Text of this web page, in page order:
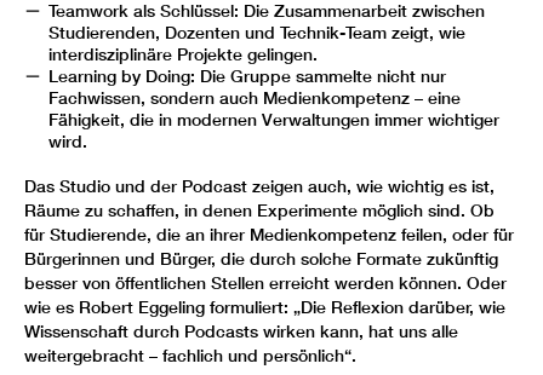
Teamwork als Schlüssel: Die Zusammenarbeit zwischen
Studierenden, Dozenten und Technik-Team zeigt, wie
interdisziplinäre Projekte gelingen.
Learning by Doing: Die Gruppe sammelte nicht nur
Fachwissen, sondern auch Medienkompetenz – eine
Fähigkeit, die in modernen Verwaltungen immer wichtiger
wird.
Das Studio und der Podcast zeigen auch, wie wichtig es ist,
Räume zu schaffen, in denen Experimente möglich sind. Ob
für Studierende, die an ihrer Medienkompetenz feilen, oder für
Bürgerinnen und Bürger, die durch solche Formate zukünftig
besser von öffentlichen Stellen erreicht werden können. Oder
wie es Robert Eggeling formuliert: „Die Reflexion darüber, wie
Wissenschaft durch Podcasts wirken kann, hat uns alle
weitergebracht – fachlich und persönlich“.